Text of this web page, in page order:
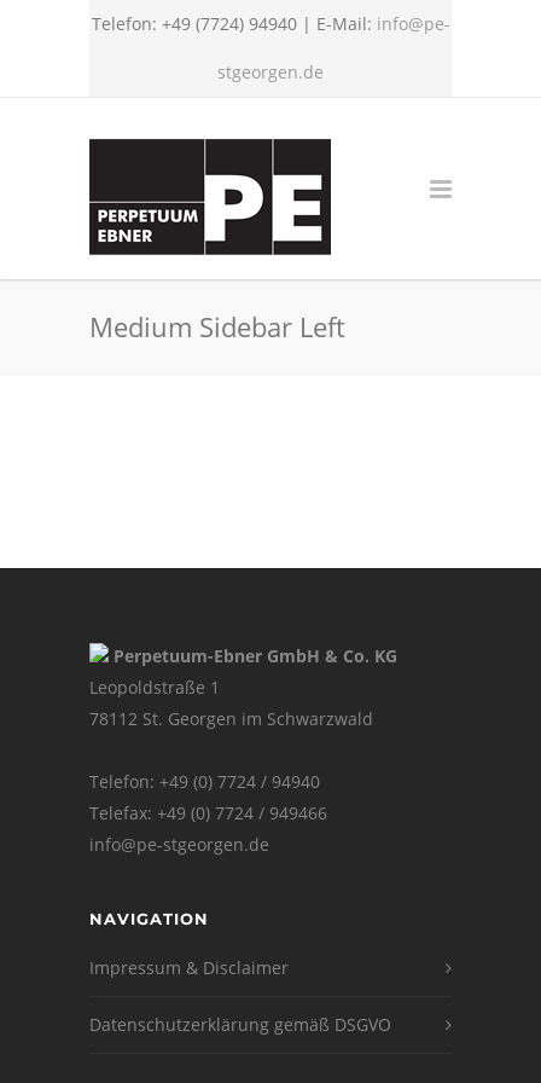
Telefon: +49 (7724) 94940 | E-Mail: info@pe-
stgeorgen.de
Medium Sidebar Left
Perpetuum-Ebner GmbH & Co. KG
Leopoldstraße 1
78112 St. Georgen im Schwarzwald
Telefon: +49 (0) 7724 / 94940
Telefax: +49 (0) 7724 / 949466
info@pe-stgeorgen.de
NAVIGATION
Impressum & Disclaimer
Datenschutzerklärung gemäß DSGVO